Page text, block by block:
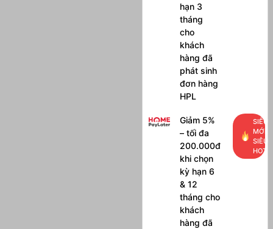
hạn 3
tháng
cho
khách
hàng đã
phát sinh
đơn hàng
HPL
Giảm 5%
– tối đa
200.000đ
khi chọn
kỳ hạn 6
& 12
tháng cho
khách
hàng đã
SIÊU
MỚI,
SIÊU
HOT